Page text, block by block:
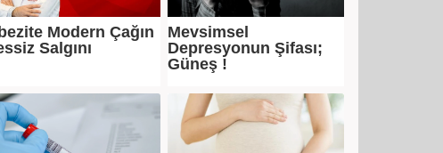
Modern Çağın
Salgını
Mevsimsel
Depresyonun Şifası;
Güneş !